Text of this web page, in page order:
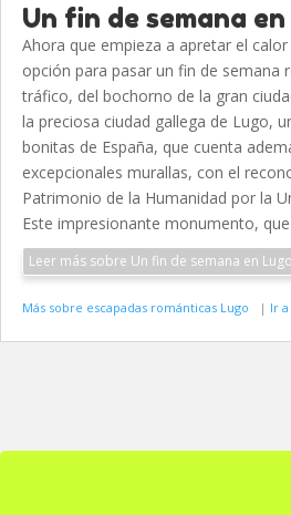
Un fin de semana
Ahora que empieza a apretar el
opción para pasar un fin de semana
tráfico, del bochorno de la gran
la preciosa ciudad gallega de Lugo,
bonitas de España, que cuenta
excepcionales murallas, con el
Patrimonio de la Humanidad por la
Este impresionante monumento,
Leer más sobre Un fin de semana en Lugo
Más sobre escapadas románticas Lugo |